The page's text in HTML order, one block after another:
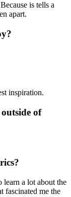
is tells a
apart.
inspiration.
of
a lot about the
fascinated me the